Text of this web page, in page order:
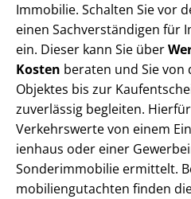
Immobilie. Schalten Sie vor
einen Sach­ver­stän­di­gen für
ein. Dieser kann Sie über
Kosten beraten und Sie von
Objektes bis zur
zuverlässig begleiten.
Verkehrswerte von einem
i­en­haus oder einer
Sonderimmobilie ermittelt.
mo­bi­li­en­gut­ach­ten finden